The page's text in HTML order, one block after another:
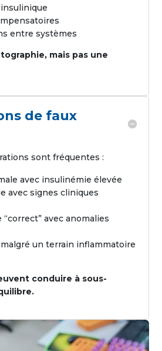
entre systèmes
mais pas une
de faux
sont fréquentes :
avec insulinémie élevée
avec signes cliniques
avec anomalies
un terrain inflammatoire
conduire à sous-